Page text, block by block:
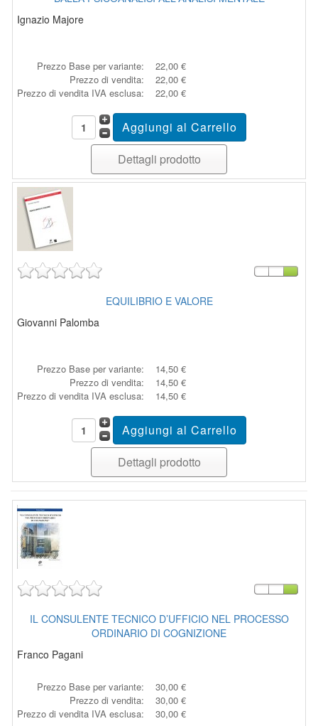
Ignazio Majore
Prezzo Base per variante:
22,00 €
Prezzo di vendita:
22,00 €
Prezzo di vendita IVA esclusa:
22,00 €
Dettagli prodotto
EQUILIBRIO E VALORE
Giovanni Palomba
Prezzo Base per variante:
14,50 €
Prezzo di vendita:
14,50 €
Prezzo di vendita IVA esclusa:
14,50 €
Dettagli prodotto
IL CONSULENTE TECNICO D’UFFICIO NEL PROCESSO
ORDINARIO DI COGNIZIONE
Franco Pagani
Prezzo Base per variante:
30,00 €
Prezzo di vendita:
30,00 €
Prezzo di vendita IVA esclusa:
30,00 €